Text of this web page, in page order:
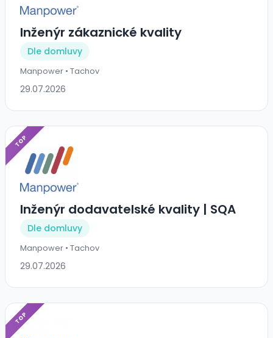
Inženýr zákaznické kvality
Dle domluvy
Manpower • Tachov
29.07.2026
TOP
Inženýr dodavatelské kvality | SQA
Dle domluvy
Manpower • Tachov
29.07.2026
TOP